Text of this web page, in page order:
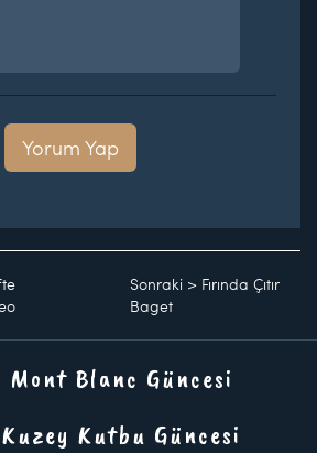
Yorum Yap
Sonraki > Fırında Çıtır
Baget
Mont Blanc Güncesi
Kutbu Güncesi